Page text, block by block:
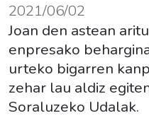
2021/06/02
Joan den astean
enpresako
urteko bigarren
zehar lau aldiz
Soraluzeko Udalak.